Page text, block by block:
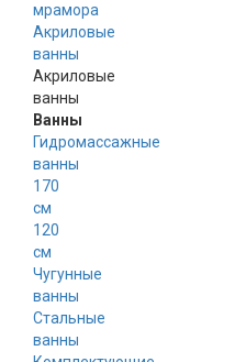
мрамора
Акриловые
ванны
Акриловые
ванны
Ванны
Гидромассажные
ванны
170
см
120
см
Чугунные
ванны
Стальные
ванны